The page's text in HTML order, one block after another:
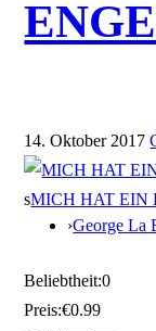
14. Oktober 2017
sMICH HAT EIN
›George La
Beliebtheit:0
Preis:€0.99